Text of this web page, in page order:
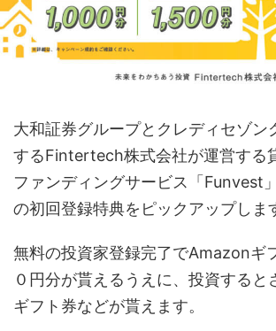
大和証券グループとクレディセゾン
するFintertech株式会社が運営する
ファンディングサービス「Funvest
の初回登録特典をピックアップしま
無料の投資家登録完了でAmazonギ
０円分が貰えるうえに、投資する
ギフト券などが貰えます。